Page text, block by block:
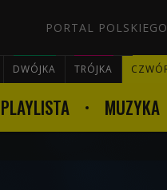
PORTAL
DWÓJKA TRÓJKA
PLAYLISTA MUZYKA